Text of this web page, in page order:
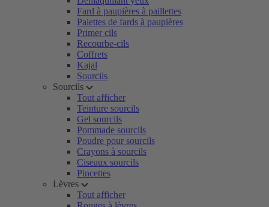
Fard à paupières à paillettes
Palettes de fards à paupières
Primer cils
Recourbe-cils
Coffrets
Kajal
Sourcils
Sourcils
Tout afficher
Teinture sourcils
Gel sourcils
Pommade sourcils
Poudre pour sourcils
Crayons à sourcils
Ciseaux sourcils
Pincettes
Lèvres
Tout afficher